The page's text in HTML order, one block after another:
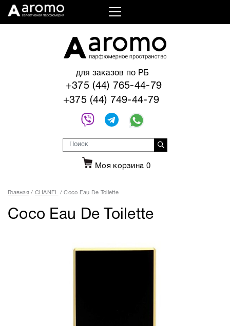
для заказов по РБ
+375 (44) 765-44-79
+375 (44) 749-44-79
Моя корзина 0
Главная CHANEL Coco Eau De Toilette
Coco Eau De Toilette